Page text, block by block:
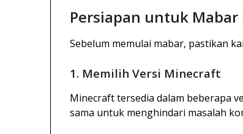
Persiapan untuk Mabar
Sebelum memulai mabar, pastikan
1. Memilih Versi Minecraft
Minecraft tersedia dalam beberapa
sama untuk menghindari masalah